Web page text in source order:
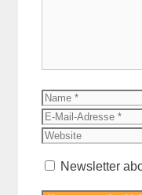
Name
Newsletter